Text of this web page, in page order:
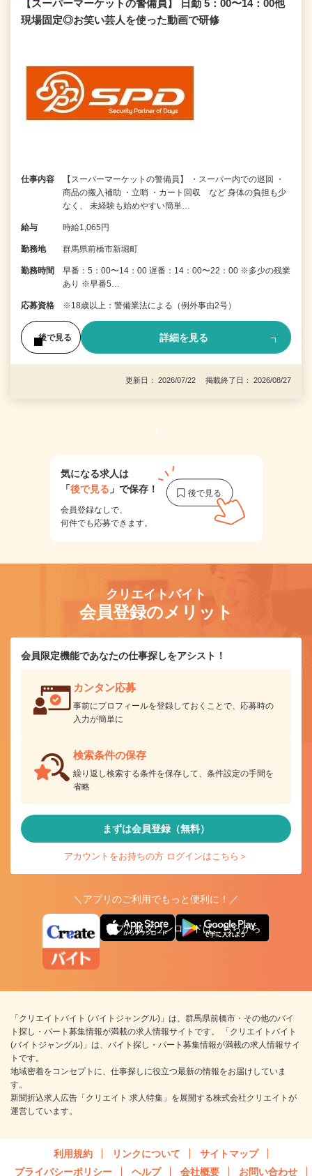
【スーパーマーケットの警備員】 日勤 5：00〜14：00他
現場固定◎お笑い芸人を使った動画で研修
仕事内容
【スーパーマーケットの警備員】 ・スーパー内での巡回 ・
商品の搬入補助 ・立哨 ・カート回収 など 身体の負担も少
なく、 未経験も始めやすい簡単…
給与 時給1,065円
勤務地 群馬県前橋市新堀町
勤務時間
早番：5：00〜14：00 遅番：14：00〜22：00 ※多少の残業
あり ※早番5…
応募資格 ※18歳以上：警備業法による（例外事由2号）
後で見る 詳細を見る
更新日： 2026/07/22 掲載終了日： 2026/08/27
1
気になる求人は
「後で見る 」で保存！
会員登録なしで、
何件でも応募できます。
クリエイトバイト
会員登録のメリット
会員限定機能であなたの仕事探しをアシスト！
カンタン応募
事前にプロフィールを登録しておくことで、応募時の
入力が簡単に
検索条件の保存
繰り返し検索する条件を保存して、条件設定の手間を
省略
まずは会員登録（無料）
アカウントをお持ちの方 ログインはこちら＞
＼アプリのご利用でもっと便利に！／
アプリ版ダウンロードはこちらから
「クリエイトバイト (バイトジャングル)」は、群馬県前橋市・その他のバイ
ト探し・パート募集情報が満載の求人情報サイトです。 「クリエイトバイト
(バイトジャングル)」は、バイト探し・パート募集情報が満載の求人情報サイ
トです。
地域密着をコンセプトに、仕事探しに役立つ最新の情報をお届けしていま
す。
新聞折込求人広告「クリエイト 求人特集」を展開する株式会社クリエイトが
運営しています。
利用規約 リンクについて
サイトマップ
プライバシーポリシー
ヘルプ 会社概要 お問い合わせ